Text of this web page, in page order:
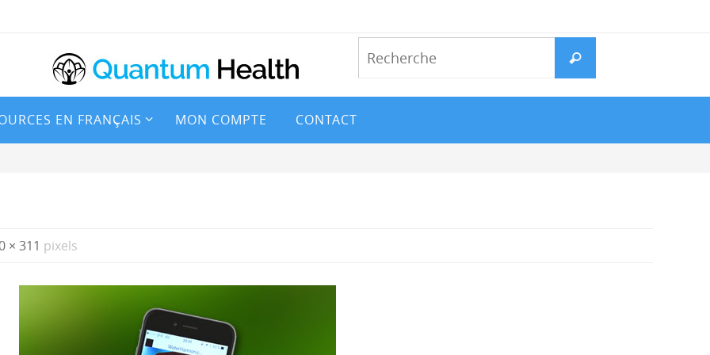
Recherche
EN FRANÇAIS MON COMPTE CONTACT
× 311 pixels